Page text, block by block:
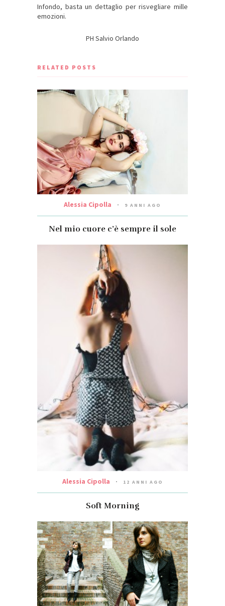
Infondo, basta un dettaglio per risvegliare mille
emozioni.
PH Salvio Orlando
RELATED POSTS
Alessia Cipolla 9 ANNI AGO
Nel mio cuore c’è sempre il sole
Alessia Cipolla 12 ANNI AGO
Soft Morning